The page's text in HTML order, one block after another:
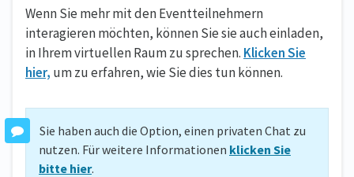
Wenn Sie mehr mit den Eventteilnehmern
interagieren möchten, können Sie sie auch einladen,
in Ihrem virtuellen Raum zu sprechen. Klicken Sie
hier, um zu erfahren, wie Sie dies tun können.
Sie haben auch die Option, einen privaten Chat zu
nutzen. Für weitere Informationen klicken Sie
bitte hier.